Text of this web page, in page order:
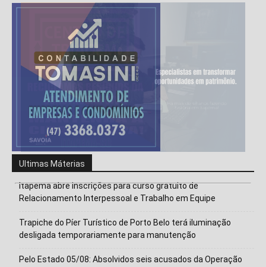
Ultimas Máterias
Itapema abre inscrições para curso gratuito de
Relacionamento Interpessoal e Trabalho em Equipe
Trapiche do Píer Turístico de Porto Belo terá iluminação
desligada temporariamente para manutenção
Pelo Estado 05/08: Absolvidos seis acusados da Operação